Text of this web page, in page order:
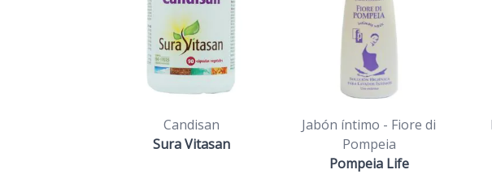
Candisan
Sura Vitasan
Jabón íntimo - Fiore di
Pompeia
Pompeia Life